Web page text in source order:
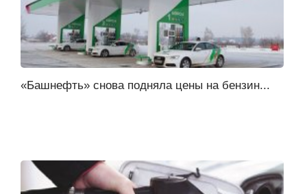
«Башнефть» снова подняла цены на бензин...